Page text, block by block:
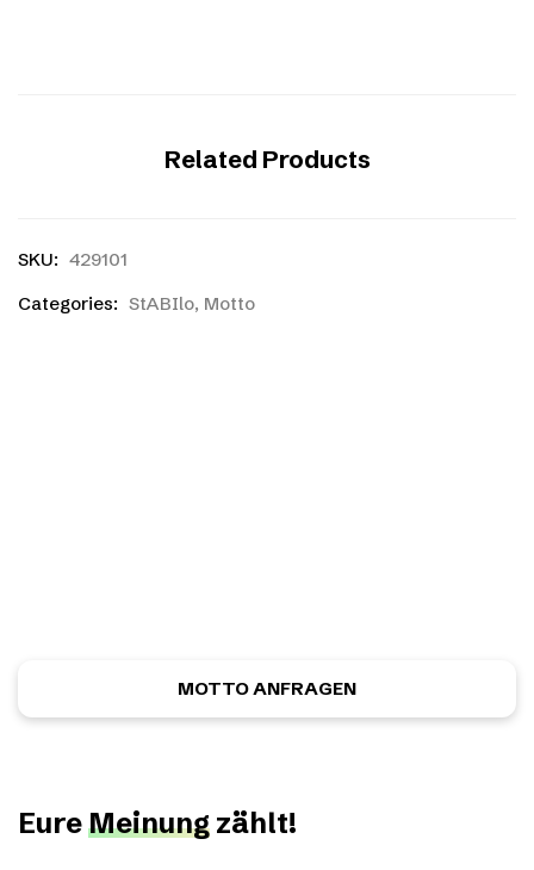
Related Products
SKU: 429101
Categories: StABIlo, Motto
MOTTO ANFRAGEN
EureMeinung zählt!